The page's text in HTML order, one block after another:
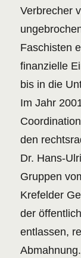
Verbrecher
Faschisten
finanzielle
bis in die
Im Jahr
den
Dr. Hans-
Gruppen
Krefelder
der
entlassen,
Abmahnung.